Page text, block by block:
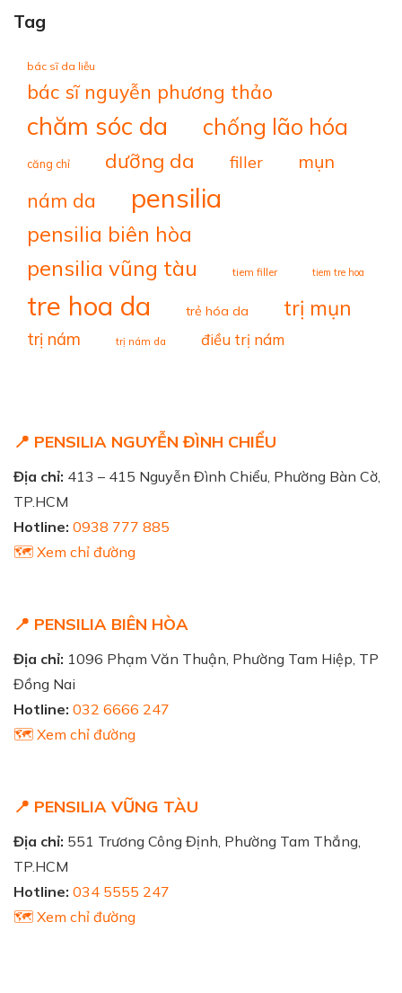
Tag
bác sĩ da liễu
bác sĩ nguyễn phương thảo
chăm sóc da chống lão hóa
căng chỉ dưỡng da filler mụn
nám da pensilia
pensilia biên hòa
pensilia vũng tàu tiem filler tiem tre hoa
tre hoa da trẻ hóa da trị mụn
trị nám trị nám da điều trị nám
📍 PENSILIA NGUYỄN ĐÌNH CHIỂU
Địa chỉ: 413 – 415 Nguyễn Đình Chiểu, Phường Bàn Cờ,
TP.HCM
Hotline: 0938 777 885
🗺️ Xem chỉ đường
📍 PENSILIA BIÊN HÒA
Địa chỉ: 1096 Phạm Văn Thuận, Phường Tam Hiệp, TP
Đồng Nai
Hotline: 032 6666 247
🗺️ Xem chỉ đường
📍 PENSILIA VŨNG TÀU
Địa chỉ: 551 Trương Công Định, Phường Tam Thắng,
TP.HCM
Hotline: 034 5555 247
🗺️ Xem chỉ đường